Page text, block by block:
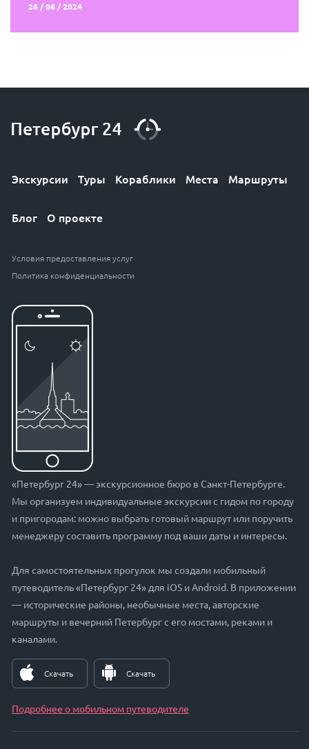
26 / 06 / 2024
Экскурсии Туры Кораблики Места Маршруты
Блог О проекте
Условия предоставления услуг
Политика конфиденциальности
«Петербург 24» — экскурсионное бюро в Санкт-Петербурге.
Мы организуем индивидуальные экскурсии с гидом по городу
и пригородам: можно выбрать готовый маршрут или поручить
менеджеру составить программу под ваши даты и интересы.
Для самостоятельных прогулок мы создали мобильный
путеводитель «Петербург 24» для iOS и Android. В приложении
— исторические районы, необычные места, авторские
маршруты и вечерний Петербург с его мостами, реками и
каналами.
Скачать Скачать
Подробнее о мобильном путеводителе